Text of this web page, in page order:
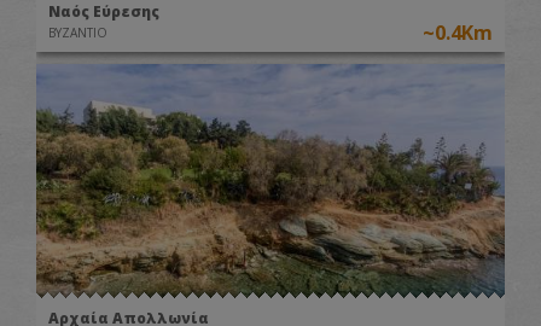
Ναός Εύρεσης
ΒΥΖΑΝΤΙΟ ~0.4Km
Αρχαία Απολλωνία